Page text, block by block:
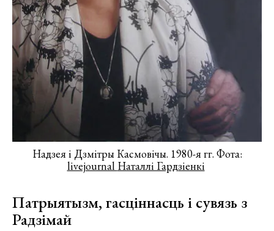
Надзея і Дзмітры Касмовічы. 1980-я гг. Фота:
livejournal Наталлі Гардзіенкі
Патрыятызм, гасціннасць і сувязь з
Радзімай